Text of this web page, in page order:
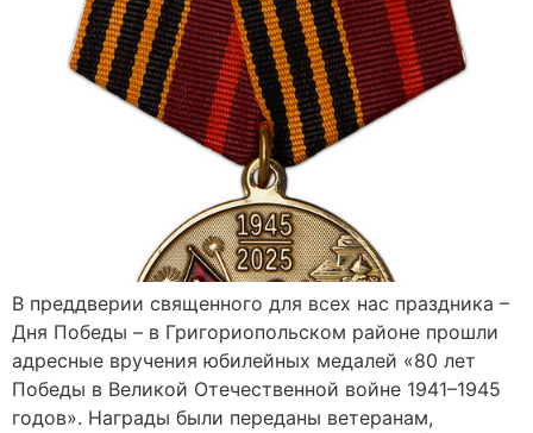
В преддверии священного для всех нас праздника –
Дня Победы – в Григориопольском районе прошли
адресные вручения юбилейных медалей «80 лет
Победы в Великой Отечественной войне 1941–1945
годов». Награды были переданы ветеранам,